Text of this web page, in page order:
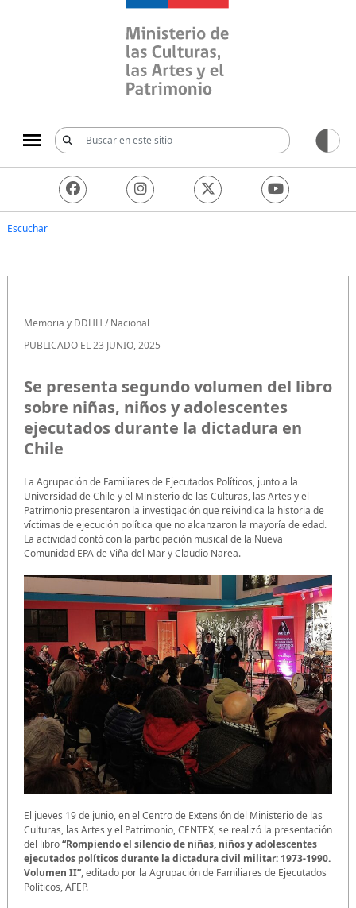
Ministerio de las
Escuchar
Memoria y DDHH /Nacional
PUBLICADO EL 23 JUNIO, 2025
Se presenta segundo volumen del libro
sobre niñas, niños y adolescentes
ejecutados durante la dictadura en
Chile
La Agrupación de Familiares de Ejecutados Políticos, junto a la
Universidad de Chile y el Ministerio de las Culturas, las Artes y el
Patrimonio presentaron la investigación que reivindica la historia de
víctimas de ejecución política que no alcanzaron la mayoría de edad.
La actividad contó con la participación musical de la Nueva
Comunidad EPA de Viña del Mar y Claudio Narea.
El jueves 19 de junio, en el Centro de Extensión del Ministerio de las
Culturas, las Artes y el Patrimonio, CENTEX, se realizó la presentación
del libro“Rompiendo el silencio de niñas, niños y adolescentes
ejecutados políticos durante la dictadura civil militar: 1973-1990.
Volumen II”, editado por la Agrupación de Familiares de Ejecutados
Políticos, AFEP.